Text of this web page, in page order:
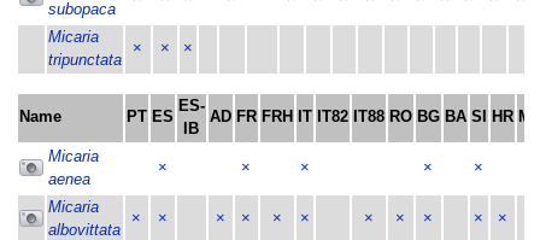
subopaca
Micaria
tripunctata
× × ×
Name PT ES
ES-
IB
AD FR FRH IT IT82 IT88 RO BG BA SI HR
Micaria
aenea
× × × × ×
Micaria
albovittata
× × × × × × × × × × ×